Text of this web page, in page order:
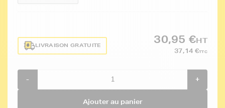
LIVRAISON GRATUITE
30,95 €HT
37,14 €TTC
- +
Ajouter au panier